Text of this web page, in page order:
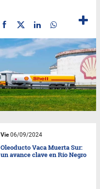
Vie06/09/2024
Oleoducto Vaca Muerta Sur:
un avance clave en Río Negro